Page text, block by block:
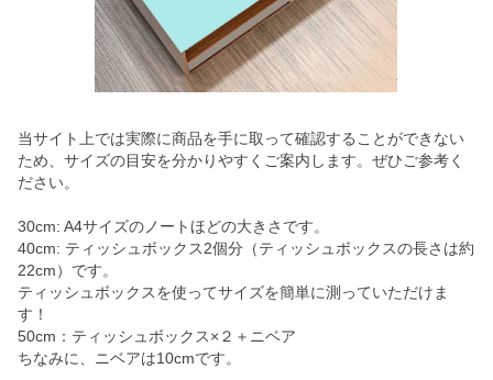
当サイト上では実際に商品を手に取って確認することができない
ため、サイズの目安を分かりやすくご案内します。ぜひご参考く
ださい。
30cm: A4サイズのノートほどの大きさです。
40cm: ティッシュボックス2個分（ティッシュボックスの長さは約
22cm）です。
ティッシュボックスを使ってサイズを簡単に測っていただけま
す！
50cm：ティッシュボックス×２＋ニベア
ちなみに、ニベアは10cmです。